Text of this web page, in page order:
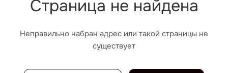
Страница не найдена
Неправильно набран адрес или такой страницы не
существует